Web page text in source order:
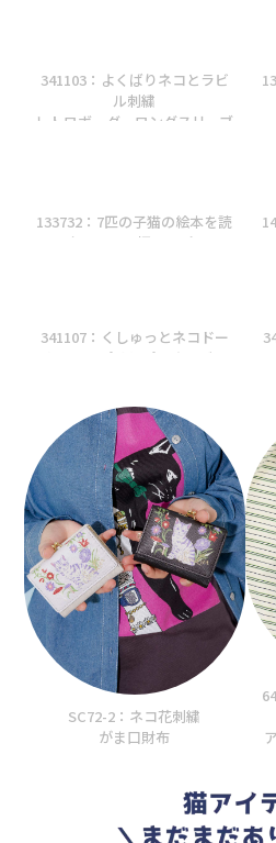
341103：よくばりネコとラビ
ル刺繍
レトロボーダーロングスリーブ
133732：7匹の子猫の絵本を読
む ネコちゃん柄ワンピース
341107：くしゅっとネコドー
ナツアップリケプルオーバー
SC72-2：ネコ花刺繍
がま口財布